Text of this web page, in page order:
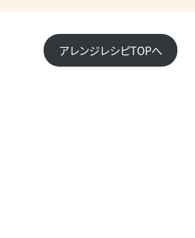
アレンジレシピTOPへ